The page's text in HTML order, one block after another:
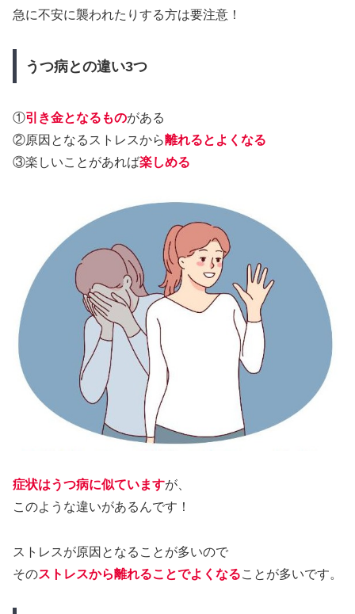
急に不安に襲われたりする方は要注意！
うつ病との違い3つ
①引き金となるものがある
②原因となるストレスから離れるとよくなる
③楽しいことがあれば楽しめる
症状はうつ病に似ていますが、
このような違いがあるんです！
ストレスが原因となることが多いので
そのストレスから離れることでよくなることが多いです。